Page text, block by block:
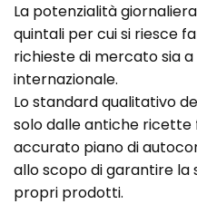
La potenzialità
quintali per cui si riesce
richieste di mercato sia a
internazionale.
Lo standard qualitativo
solo dalle antiche ricette
accurato piano di
allo scopo di garantire la
propri prodotti.